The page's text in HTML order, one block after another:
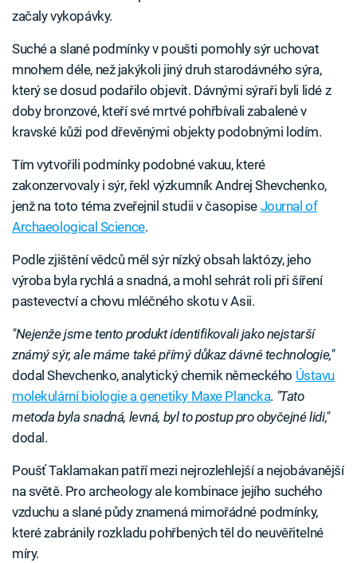
začaly vykopávky.
Suché a slané podmínky v poušti pomohly sýr uchovat
mnohem déle, než jakýkoli jiný druh starodávného sýra,
který se dosud podařilo objevit. Dávnými sýraři byli lidé z
doby bronzové, kteří své mrtvé pohřbívali zabalené v
kravské kůži pod dřevěnými objekty podobnými lodím.
Tím vytvořili podmínky podobné vakuu, které
zakonzervovaly i sýr, řekl výzkumník Andrej Shevchenko,
jenž na toto téma zveřejnil studii v časopise Journal of
Archaeological Science.
Podle zjištění vědců měl sýr nízký obsah laktózy, jeho
výroba byla rychlá a snadná, a mohl sehrát roli při šíření
pastevectví a chovu mléčného skotu v Asii.
"Nejenže jsme tento produkt identifikovali jako nejstarší
známý sýr, ale máme také přímý důkaz dávné technologie,"
dodal Shevchenko, analytický chemik německého Ústavu
molekulární biologie a genetiky Maxe Plancka. "Tato
metoda byla snadná, levná, byl to postup pro obyčejné lidi,"
dodal.
Poušť Taklamakan patří mezi nejrozlehlejší a nejobávanější
na světě. Pro archeology ale kombinace jejího suchého
vzduchu a slané půdy znamená mimořádné podmínky,
které zabránily rozkladu pohřbených těl do neuvěřitelné
míry.